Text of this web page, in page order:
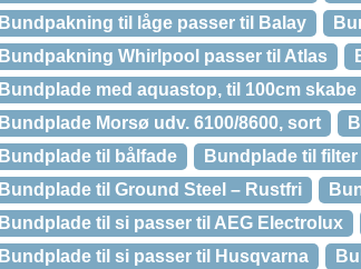
Bundpakning til låge passer til Balay
Bundpakning Whirlpool passer til Atlas
Bundplade med aquastop, til 100cm skabe
Bundplade Morsø udv. 6100/8600, sort
Bundplade til bålfade
Bundplade til
Bundplade til Ground Steel – Rustfri
Bundplade til si passer til AEG Electrolux
Bundplade til si passer til Husqvarna